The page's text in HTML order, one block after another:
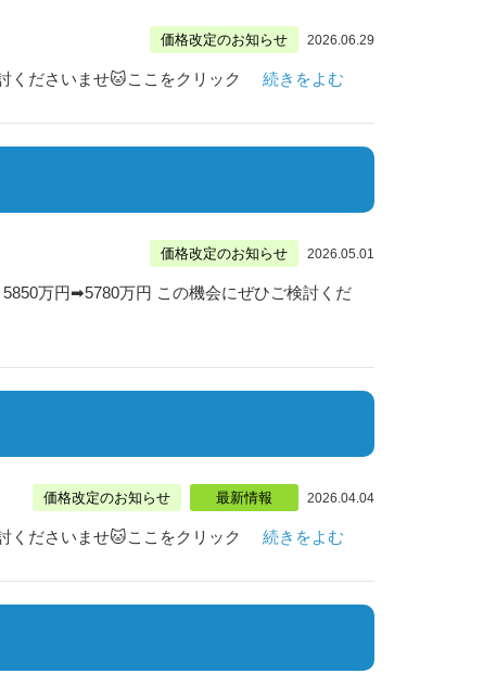
価格改定のお知らせ 2026.06.29
ださいませ🐱ここをクリック 続きをよむ
価格改定のお知らせ 2026.05.01
万円➡5780万円 この機会にぜひご検討くだ
価格改定のお知らせ 最新情報 2026.04.04
ださいませ🐱ここをクリック 続きをよむ